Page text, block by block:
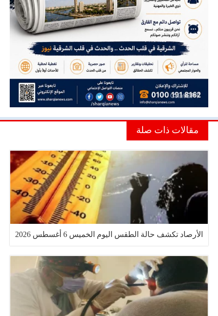
مقالات ذات صلة
الأرصاد تكشف حالة الطقس اليوم الخميس 6 أغسطس 2026